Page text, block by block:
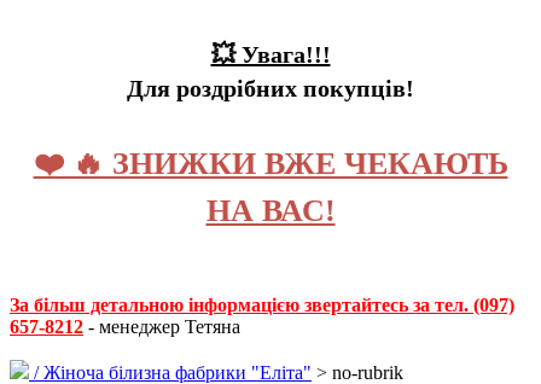
💥 Увага!!!
Для роздрібних покупців!
❤️ 🔥 ЗНИЖКИ ВЖЕ ЧЕКАЮТЬ
НА ВАС!
За більш детальною інформацією звертайтесь за тел. (097)
657-8212 - менеджер Тетяна
/Жіноча білизна фабрики "Еліта" > no-rubrik